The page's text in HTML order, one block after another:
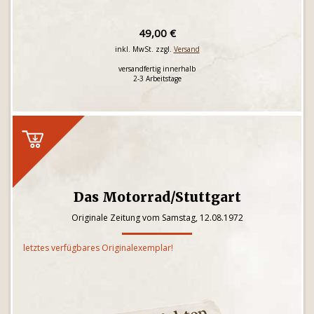
49,00 €
inkl. MwSt. zzgl. Versand
versandfertig innerhalb
2-3 Arbeitstage
Das Motorrad/Stuttgart
Originale Zeitung vom Samstag, 12.08.1972
letztes verfügbares Originalexemplar!